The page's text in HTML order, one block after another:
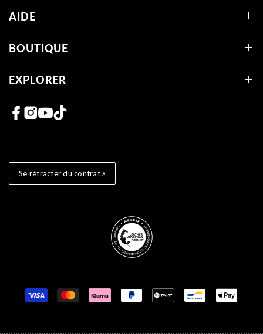
AIDE
BOUTIQUE
EXPLORER
Liens vers les réseaux sociaux
Se rétracter du contrat
Moyens de paiement